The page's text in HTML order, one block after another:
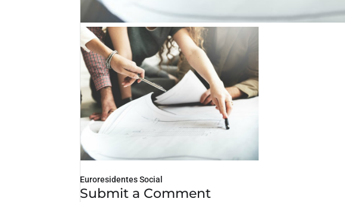
Euroresidentes Social
Submit a Comment